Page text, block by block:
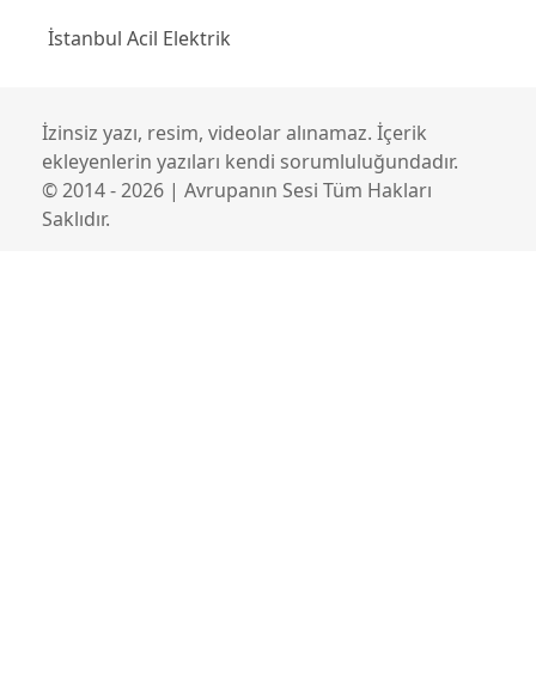
İstanbul Acil Elektrik
İzinsiz yazı, resim, videolar alınamaz. İçerik
ekleyenlerin yazıları kendi sorumluluğundadır.
© 2014 - 2026 | Avrupanın Sesi Tüm Hakları
Saklıdır.